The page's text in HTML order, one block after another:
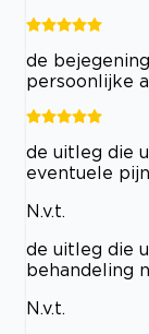
de
persoonlijke
de uitleg die
eventuele
N.v.t.
de uitleg die
behandeling
N.v.t.